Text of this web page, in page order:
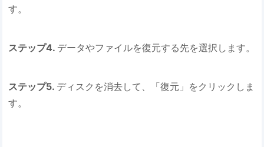
す。
ステップ4. データやファイルを復元する先を選択します。
ステップ5. ディスクを消去して、「復元」をクリックしま
す。